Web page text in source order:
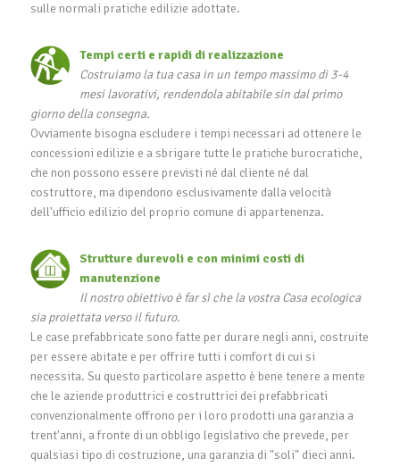
sulle normali pratiche edilizie adottate.
Tempi certi e rapidi di realizzazione
Costruiamo la tua casa in un tempo massimo di 3-4
mesi lavorativi, rendendola abitabile sin dal primo
giorno della consegna.
Ovviamente bisogna escludere i tempi necessari ad ottenere le
concessioni edilizie e a sbrigare tutte le pratiche burocratiche,
che non possono essere previsti né dal cliente né dal
costruttore, ma dipendono esclusivamente dalla velocità
dell'ufficio edilizio del proprio comune di appartenenza.
Strutture durevoli e con minimi costi di
manutenzione
Il nostro obiettivo è far sì che la vostra Casa ecologica
sia proiettata verso il futuro.
Le case prefabbricate sono fatte per durare negli anni, costruite
per essere abitate e per offrire tutti i comfort di cui si
necessita. Su questo particolare aspetto è bene tenere a mente
che le aziende produttrici e costruttrici dei prefabbricati
convenzionalmente offrono per i loro prodotti una garanzia a
trent'anni, a fronte di un obbligo legislativo che prevede, per
qualsiasi tipo di costruzione, una garanzia di "soli" dieci anni.